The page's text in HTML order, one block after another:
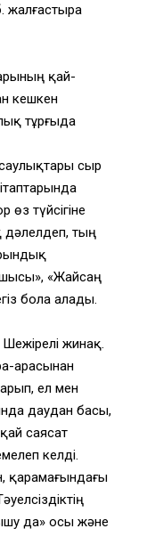
жалғастыра
қай-
кешкен
тұрғыда
сыр
түйсігіне
дәлелдеп, тың
«Жайсаң
бола алады.
жинақ.
арасынан
ел мен
даудан басы,
саясат
келді.
қарамағындағы
да» осы және